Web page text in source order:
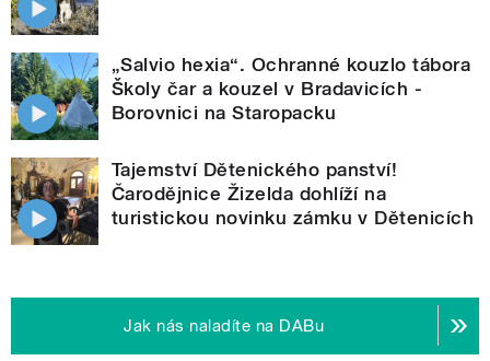
„Salvio hexia“. Ochranné kouzlo tábora
Školy čar a kouzel v Bradavicích -
Borovnici na Staropacku
Tajemství Dětenického panství!
Čarodějnice Žizelda dohlíží na
turistickou novinku zámku v Dětenicích
Jak nás naladíte na DABu